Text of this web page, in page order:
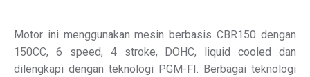
Motor ini menggunakan mesin berbasis CBR150 dengan
150CC, 6 speed, 4 stroke, DOHC, liquid cooled dan
dilengkapi dengan teknologi PGM-FI. Berbagai teknologi